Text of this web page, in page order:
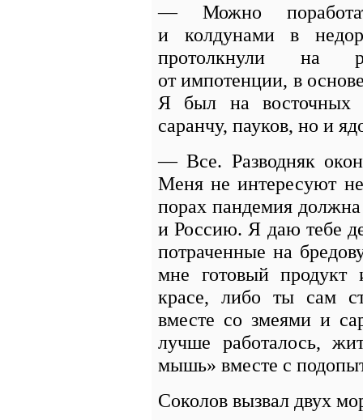
— Можно
и колдунами в
протолкнули на
от импотенции, в
Я был на восточных
саранчу, пауков, но и
— Все. Разводняк
Меня не интересуют
порах пандемия
иРоссию. Я даю тебе
потраченные на
мне готовый
красе, либо ты сам
вместе со змеями и
лучше работалось,
мышь» вместе с
Соколов вызвал двух